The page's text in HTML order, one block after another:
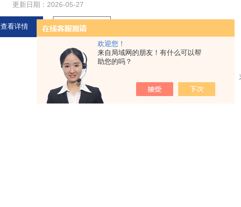
欢迎您！
来自局域网的朋友！有什么可以帮
助您的吗？
更新日期： 2026-05-27
查看详情 在线留言
共 1 条记录，当前 1 / 1 页 首页 上一页 下一页